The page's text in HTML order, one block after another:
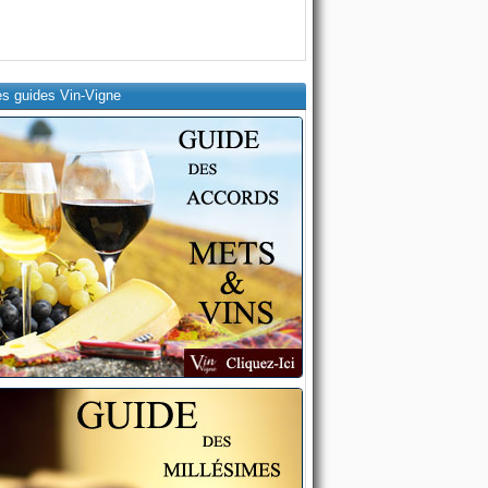
guides Vin-Vigne